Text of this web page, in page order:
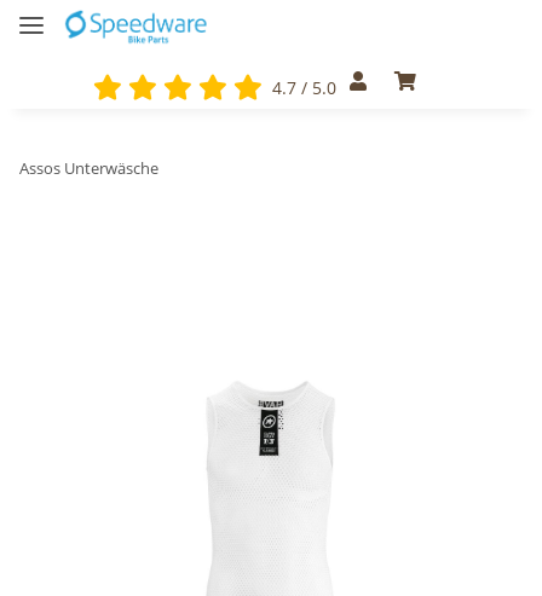
4.7 / 5.0
Assos Unterwäsche